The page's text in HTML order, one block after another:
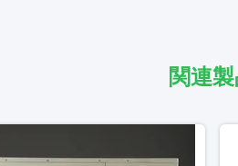
関連